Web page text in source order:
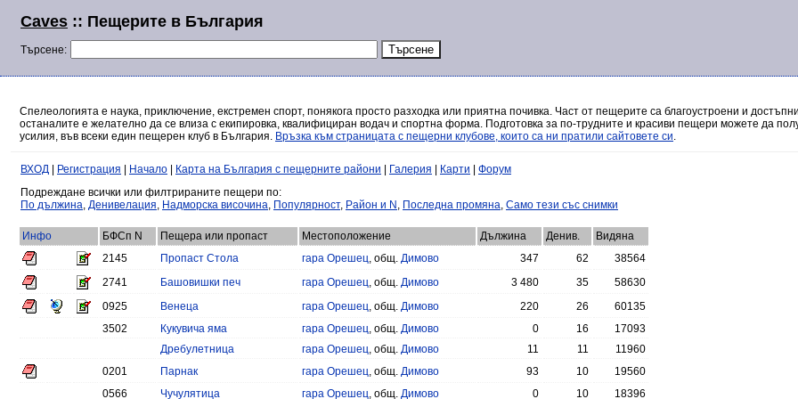
Caves :: Пещерите в България
Търсене:
Спелеологията е наука, приключение, екстремен спорт, понякога просто разходка или приятна почивка. Част от пещерите са благоустроени и
останалите е желателно да се влиза с екипировка, квалифициран водач и спортна форма. Подготовка за по-трудните и красиви пещери можете да
усилия, във всеки един пещерен клуб в България. Връзка към страницата с пещерни клубове, които са ни пратили сайтовете си.
ВХОД Регистрация Начало Карта на България с пещерните райони Галерия Карти
Форум
Подреждане всички или филтрираните пещери по:
По дължина, Денивелация, Надморска височина, Популярност, Район и N , Последна промяна, Само тези със снимки
Инфо БФСп N Пещера или пропаст Местоположение Дължина Денив.
Видяна
2145
Пропаст Стола гара Орешец, общ. Димово 347 62
38564
2741
Башовишки печ гара Орешец, общ. Димово 3 480 35
58630
0925
Венеца гара Орешец, общ. Димово 220 26
60135
3502
Кукувича яма гара Орешец, общ. Димово 0 16
17093
Дребулетница
гара Орешец, общ. Димово 11 11
11960
0201
Парнак гара Орешец, общ. Димово 93 10
19560
0566
Чучулятица гара Орешец, общ. Димово 0 10 18396